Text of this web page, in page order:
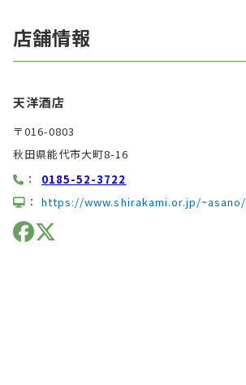
店舗情報
天洋酒店
〒016-0803
秋田県能代市大町8-16
：
0185-52-3722
： https://www.shirakami.or.jp/~asano/